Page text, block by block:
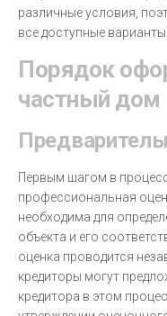
различные условия,
все доступные варианты.
Порядок
частный дом
Первым шагом в
профессиональная
необходима для
объекта и его
оценка проводится
кредиторы могут
кредитора в этом